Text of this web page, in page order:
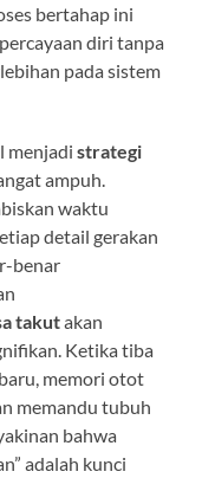
bertahap ini
diri tanpa
pada sistem
menjadistrategi
ampuh.
waktu
detail gerakan
benar
takutakan
Ketika tiba
baru, memori otot
memandu tubuh
bahwa
adalah kunci